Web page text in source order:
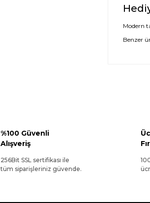
Modern
Benzer
%100 Güvenli
Alışveriş
256Bit SSL sertifikası ile
tüm siparişleriniz güvende.